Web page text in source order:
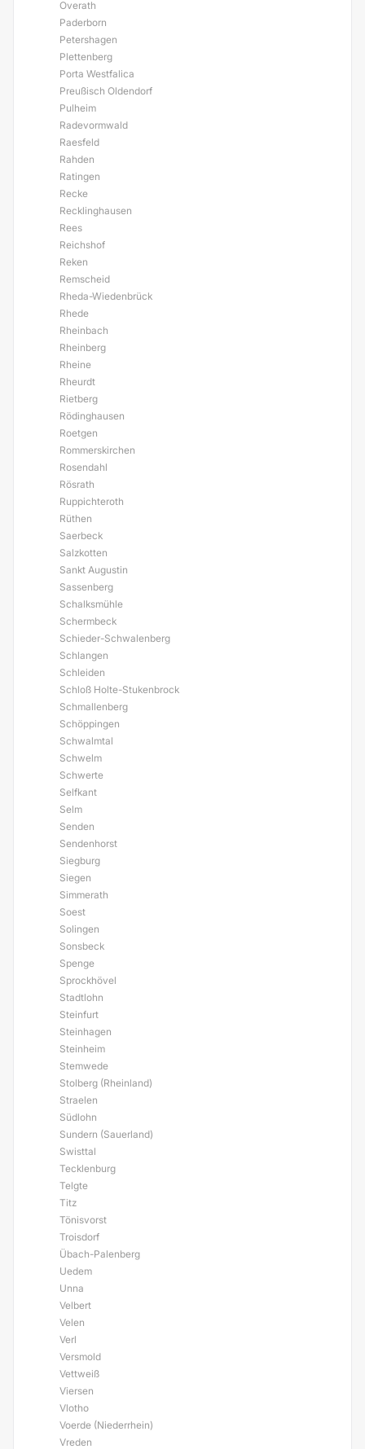
Overath
Paderborn
Petershagen
Plettenberg
Porta Westfalica
Preußisch Oldendorf
Pulheim
Radevormwald
Raesfeld
Rahden
Ratingen
Recke
Recklinghausen
Rees
Reichshof
Reken
Remscheid
Rheda-Wiedenbrück
Rhede
Rheinbach
Rheinberg
Rheine
Rheurdt
Rietberg
Rödinghausen
Roetgen
Rommerskirchen
Rosendahl
Rösrath
Ruppichteroth
Rüthen
Saerbeck
Salzkotten
Sankt Augustin
Sassenberg
Schalksmühle
Schermbeck
Schieder-Schwalenberg
Schlangen
Schleiden
Schloß Holte-Stukenbrock
Schmallenberg
Schöppingen
Schwalmtal
Schwelm
Schwerte
Selfkant
Selm
Senden
Sendenhorst
Siegburg
Siegen
Simmerath
Soest
Solingen
Sonsbeck
Spenge
Sprockhövel
Stadtlohn
Steinfurt
Steinhagen
Steinheim
Stemwede
Stolberg (Rheinland)
Straelen
Südlohn
Sundern (Sauerland)
Swisttal
Tecklenburg
Telgte
Titz
Tönisvorst
Troisdorf
Übach-Palenberg
Uedem
Unna
Velbert
Velen
Verl
Versmold
Vettweiß
Viersen
Vlotho
Voerde (Niederrhein)
Vreden